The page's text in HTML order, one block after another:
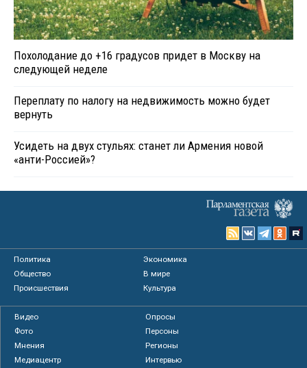
Похолодание до +16 градусов придет в Москву на
следующей неделе
Переплату по налогу на недвижимость можно будет
вернуть
Усидеть на двух стульях: станет ли Армения новой
«анти-Россией»?
Политика
Экономика
Общество
В мире
Происшествия
Культура
Видео
Опросы
Фото
Персоны
Мнения
Регионы
Медиацентр
Интервью